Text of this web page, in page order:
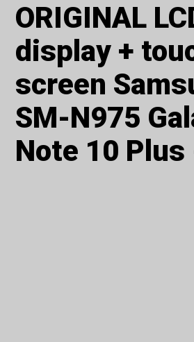
ORIGINAL
display +
screen
SM-N975
Note 10